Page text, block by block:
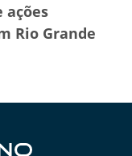
ações
Rio Grande